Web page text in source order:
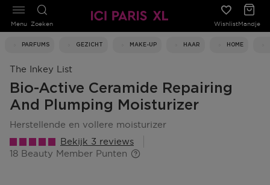
Zoeken WishlistMandje
PARFUMS GEZICHT MAKE-UP HAAR HOME
Menu
The Inkey List
Bio-Active Ceramide Repairing
And Plumping Moisturizer
herstellende en vollere moisturizer
Bekijk 3 reviews
18 Beauty Member Punten